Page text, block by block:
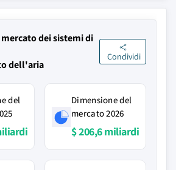
dei sistemi di
dell'aria
Condividi
del
Dimensione del
mercato 2026
$ 206,6 miliardi